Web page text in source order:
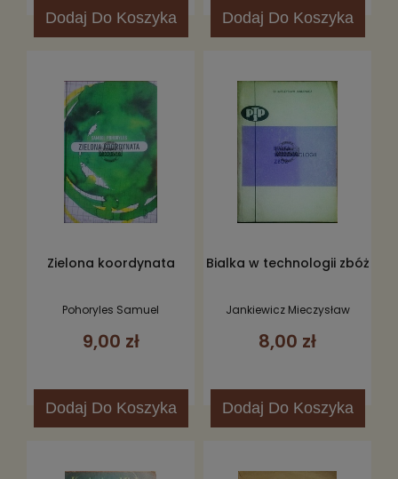
Dodaj Do Koszyka Dodaj Do Koszyka
Zielona koordynata
Pohoryles Samuel
9,00 zł
Dodaj Do Koszyka
Bialka w technologii zbóż
Jankiewicz Mieczysław
8,00 zł
Dodaj Do Koszyka